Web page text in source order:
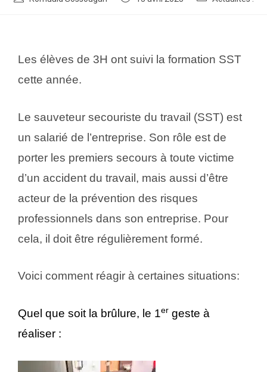
Les élèves de 3H ont suivi la formation SST
cette année.
Le sauveteur secouriste du travail (SST) est
un salarié de l’entreprise. Son rôle est de
porter les premiers secours à toute victime
d’un accident du travail, mais aussi d’être
acteur de la prévention des risques
professionnels dans son entreprise. Pour
cela, il doit être régulièrement formé.
Voici comment réagir à certaines situations:
Quel que soit la brûlure, le 1er geste à
réaliser :